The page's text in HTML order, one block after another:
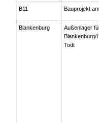
B11 Bauprojekt
Blankenburg
Außenlager
Blankenburg/
Todt